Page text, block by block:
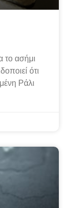
το ασήμι
ότι
Ράλι